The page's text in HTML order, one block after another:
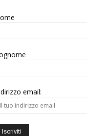
email: